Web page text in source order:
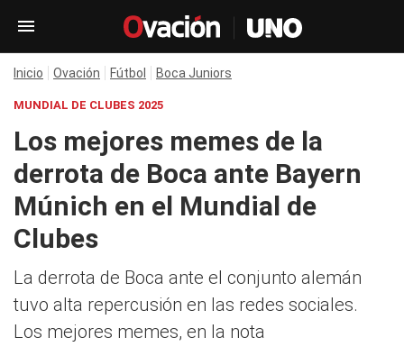
Inicio Ovación Fútbol Boca Juniors
MUNDIAL DE CLUBES 2025
Los mejores memes de la
derrota de Boca ante Bayern
Múnich en el Mundial de
Clubes
La derrota de Boca ante el conjunto alemán
tuvo alta repercusión en las redes sociales.
Los mejores memes, en la nota